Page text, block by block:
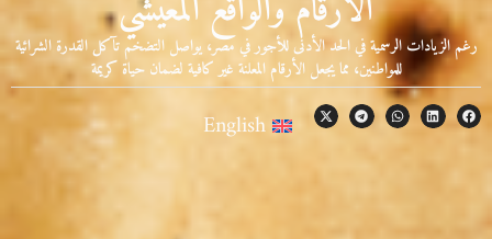
رغم الزيادات الرسمية في الحد الأدنى للأجور في مصر، يواصل التضخم تآكل القدرة الشرائية
للمواطنين، مما يجعل الأرقام المعلنة غير كافية لضمان حياة كريمة
English